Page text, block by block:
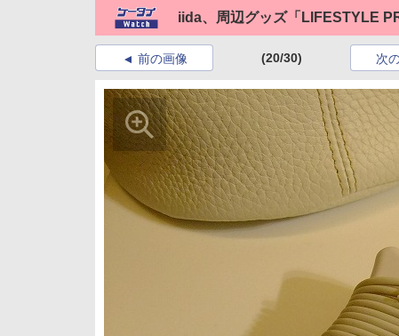
iida、周辺グッズ「LIFESTYLE
前の画像 (20/30) 次